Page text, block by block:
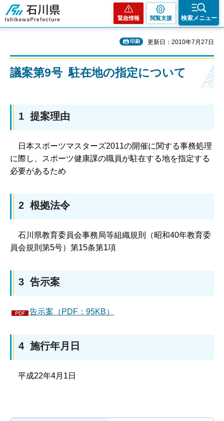
石川県
緊急情報 閲覧支援 検索メニュー
印刷 更新日：2010年7月27日
議案第9号 駐在地の指定について
1 提案理由
日 本スポーツマスターズ2011の開催に関する事務処理
に際し、スポーツ健康課の職員が駐在する地を指定する
必要があるため
2 根拠法令
石川県教育委員会事務局等組織規則（昭和40年教育委
員会規則第5号）第15条第1項
3 告示案
告示案（PDF：95KB）
4 施行年月日
平成22年4月1日